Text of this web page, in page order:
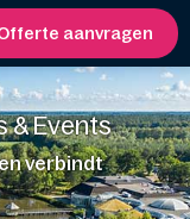
aanvragen
& Events
verbindt